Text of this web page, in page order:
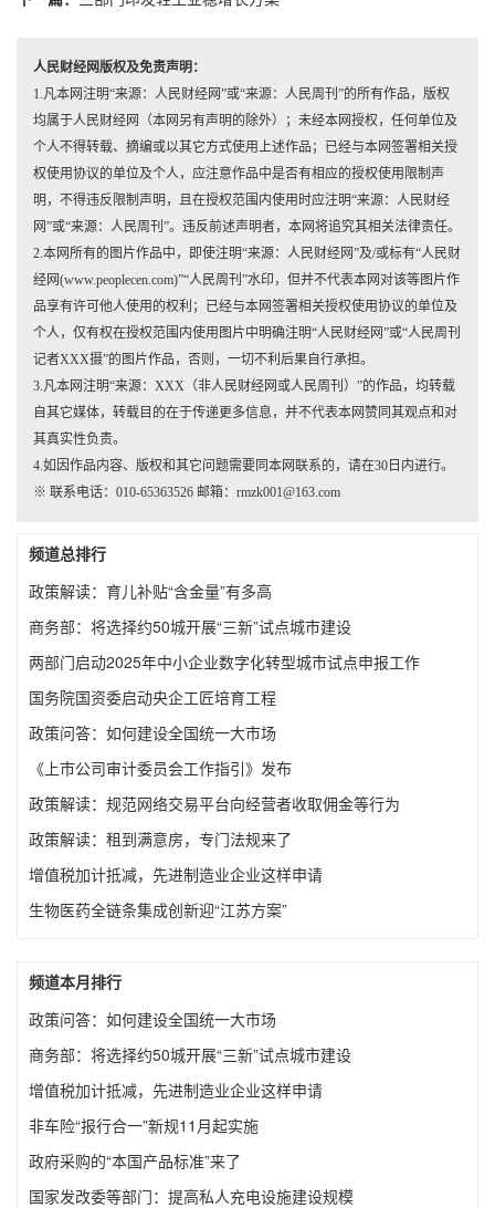
人民财经网版权及免责声明：
1.凡本网注明“来源：人民财经网”或“来源：人民周刊”的所有作品，版权
均属于人民财经网（本网另有声明的除外）；未经本网授权，任何单位及
个人不得转载、摘编或以其它方式使用上述作品；已经与本网签署相关授
权使用协议的单位及个人，应注意作品中是否有相应的授权使用限制声
明，不得违反限制声明，且在授权范围内使用时应注明“来源：人民财经
网”或“来源：人民周刊”。违反前述声明者，本网将追究其相关法律责任。
2.本网所有的图片作品中，即使注明“来源：人民财经网”及/或标有“人民财
经网(www.peoplecen.com)”“人民周刊”水印，但并不代表本网对该等图片作
品享有许可他人使用的权利；已经与本网签署相关授权使用协议的单位及
个人，仅有权在授权范围内使用图片中明确注明“人民财经网”或“人民周刊
记者XXX摄”的图片作品，否则，一切不利后果自行承担。
3.凡本网注明“来源：XXX（非人民财经网或人民周刊）”的作品，均转载
自其它媒体，转载目的在于传递更多信息，并不代表本网赞同其观点和对
其真实性负责。
4.如因作品内容、版权和其它问题需要同本网联系的，请在30日内进行。
※ 联系电话：010-65363526 邮箱：rmzk001@163.com
频道总排行
政策解读：育儿补贴“含金量”有多高
商务部：将选择约50城开展“三新”试点城市建设
两部门启动2025年中小企业数字化转型城市试点申报工作
国务院国资委启动央企工匠培育工程
政策问答：如何建设全国统一大市场
《上市公司审计委员会工作指引》发布
政策解读：规范网络交易平台向经营者收取佣金等行为
政策解读：租到满意房，专门法规来了
增值税加计抵减，先进制造业企业这样申请
生物医药全链条集成创新迎“江苏方案”
频道本月排行
政策问答：如何建设全国统一大市场
商务部：将选择约50城开展“三新”试点城市建设
增值税加计抵减，先进制造业企业这样申请
非车险“报行合一”新规11月起实施
政府采购的“本国产品标准”来了
国家发改委等部门：提高私人充电设施建设规模